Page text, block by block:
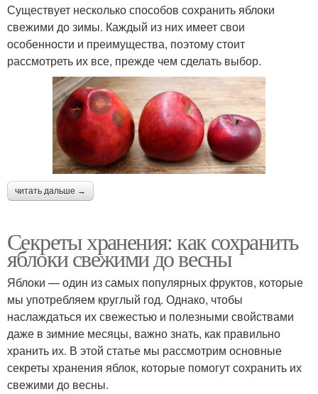
Существует несколько способов сохранить яблоки
свежими до зимы. Каждый из них имеет свои
особенности и преимущества, поэтому стоит
рассмотреть их все, прежде чем сделать выбор.
читать дальше →
Секреты хранения: как сохранить
яблоки свежими до весны
Яблоки — один из самых популярных фруктов, которые
мы употребляем круглый год. Однако, чтобы
наслаждаться их свежестью и полезными свойствами
даже в зимние месяцы, важно знать, как правильно
хранить их. В этой статье мы рассмотрим основные
секреты хранения яблок, которые помогут сохранить их
свежими до весны.